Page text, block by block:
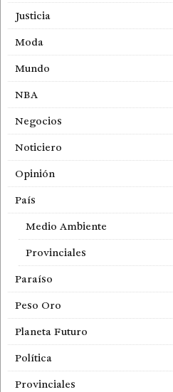
Justicia
Moda
Mundo
NBA
Negocios
Noticiero
Opinión
País
Medio Ambiente
Provinciales
Paraíso
Peso Oro
Planeta Futuro
Política
Provinciales